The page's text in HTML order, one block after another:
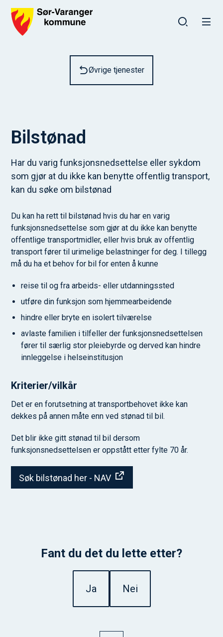
Øvrige tjenester
Bilstønad
Har du varig funksjonsnedsettelse eller sykdom
som gjør at du ikke kan benytte offentlig transport,
kan du søke om bilstønad
Du kan ha rett til bilstønad hvis du har en varig
funksjonsnedsettelse som gjør at du ikke kan benytte
offentlige transportmidler, eller hvis bruk av offentlig
transport fører til urimelige belastninger for deg. I tillegg
må du ha et behov for bil for enten å kunne
reise til og fra arbeids- eller utdanningssted
utføre din funksjon som hjemmearbeidende
hindre eller bryte en isolert tilværelse
avlaste familien i tilfeller der funksjonsnedsettelsen
fører til særlig stor pleiebyrde og derved kan hindre
innleggelse i helseinstitusjon
Kriterier/vilkår
Det er en forutsetning at transportbehovet ikke kan
dekkes på annen måte enn ved stønad til bil.
Det blir ikke gitt stønad til bil dersom
funksjonsnedsettelsen er oppstått etter fylte 70 år.
Søk bilstønad her - NAV
Fant du det du lette etter?
Ja Nei